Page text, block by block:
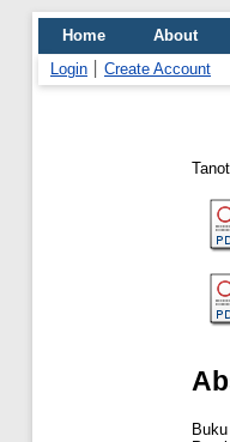
Home About
Login
Create Account